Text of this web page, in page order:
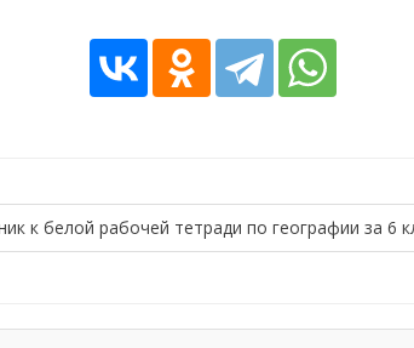
к белой рабочей тетради по географии за 6